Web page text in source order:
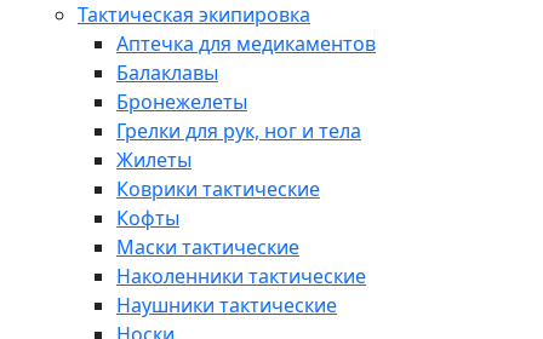
Тактическая экипировка
Аптечка для медикаментов
Балаклавы
Бронежелеты
Грелки для рук, ног и тела
Жилеты
Коврики тактические
Кофты
Маски тактические
Наколенники тактические
Наушники тактические